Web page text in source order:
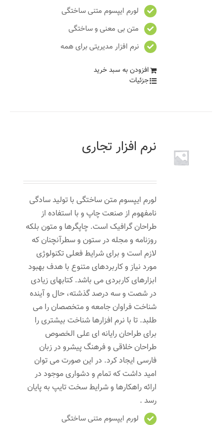
لورم ایپسوم متنی ساختگی
متن بی معنی و ساختگی
نرم افزار مدیریتی برای همه
افزودن به سبد خرید
جزئیات
نرم افزار تجاری
لورم ایپسوم متن ساختگی با تولید سادگی
نامفهوم از صنعت چاپ و با استفاده از
طراحان گرافیک است. چاپگرها و متون بلکه
روزنامه و مجله در ستون و سطرآنچنان که
لازم است و برای شرایط فعلی تکنولوژی
مورد نیاز و کاربردهای متنوع با هدف بهبود
ابزارهای کاربردی می باشد. کتابهای زیادی
در شصت و سه درصد گذشته، حال و آینده
شناخت فراوان جامعه و متخصصان را می
طلبد. تا با نرم افزارها شناخت بیشتری را
برای طراحان رایانه ای علی الخصوص
طراحان خلاقی و فرهنگ پیشرو در زبان
فارسی ایجاد کرد. در این صورت می توان
امید داشت که تمام و دشواری موجود در
ارائه راهکارها و شرایط سخت تایپ به پایان
رسد .
لورم ایپسوم متنی ساختگی